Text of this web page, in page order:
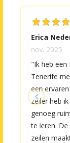


Erica
nov. 2025
"Ik heb een
Tenerife
een
zeiler heb
genoeg
te leren.
zeilen